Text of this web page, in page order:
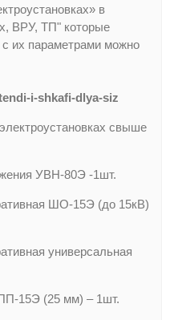
в
ВРУ, ТП" которые
их параметрами можно
i-shkafi-dlya-siz
свыше
УВН-80Э -1шт.
ШО-15Э (до 15кВ)
универсальная
15Э (25 мм) – 1шт.